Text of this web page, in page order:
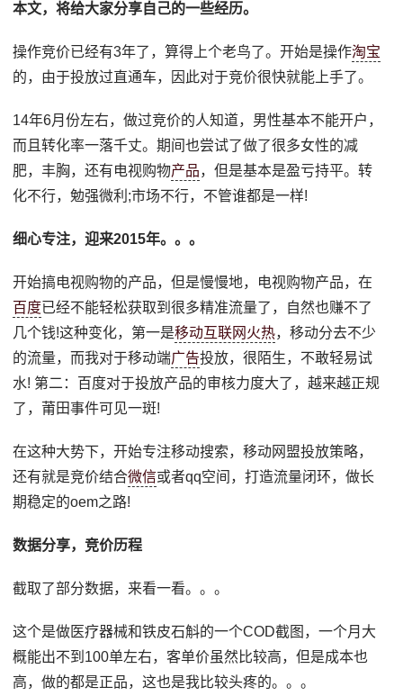
本文，将给大家分享自己的一些经历。
操作竞价已经有3年了，算得上个老鸟了。开始是操作淘宝
的，由于投放过直通车，因此对于竞价很快就能上手了。
14年6月份左右，做过竞价的人知道，男性基本不能开户，
而且转化率一落千丈。期间也尝试了做了很多女性的减
肥，丰胸，还有电视购物产品，但是基本是盈亏持平。转
化不行，勉强微利;市场不行，不管谁都是一样!
细心专注，迎来2015年。。。
开始搞电视购物的产品，但是慢慢地，电视购物产品，在
百度已经不能轻松获取到很多精准流量了，自然也赚不了
几个钱!这种变化，第一是移动互联网火热，移动分去不少
的流量，而我对于移动端广告投放，很陌生，不敢轻易试
水! 第二：百度对于投放产品的审核力度大了，越来越正规
了，莆田事件可见一斑!
在这种大势下，开始专注移动搜索，移动网盟投放策略，
还有就是竞价结合微信或者qq空间，打造流量闭环，做长
期稳定的oem之路!
数据分享，竞价历程
截取了部分数据，来看一看。。。
这个是做医疗器械和铁皮石斛的一个COD截图，一个月大
概能出不到100单左右，客单价虽然比较高，但是成本也
高，做的都是正品，这也是我比较头疼的。。。